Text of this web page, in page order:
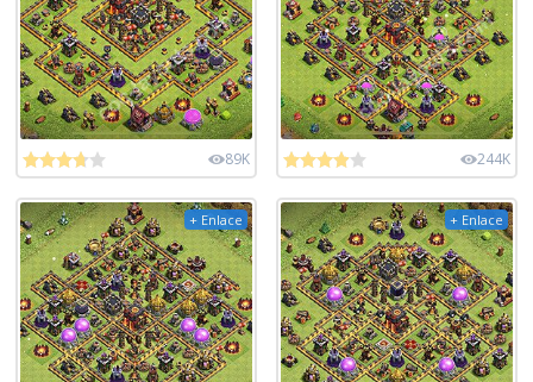
89K 244K
+ Enlace + Enlace